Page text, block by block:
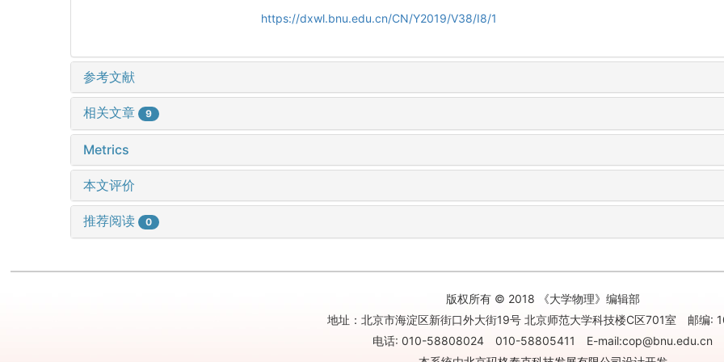
https://dxwl.bnu.edu.cn/CN/Y2019/V38/I8/1
参考文献
相关文章 9
Metrics
本文评价
推荐阅读 0
版权所有 © 2018 《大学物理》编辑部
地址：北京市海淀区新街口外大街19号 北京师范大学科技楼C区701室 邮编:
电话: 010-58808024 010-58805411 E-mail:cop@bnu.edu.cn